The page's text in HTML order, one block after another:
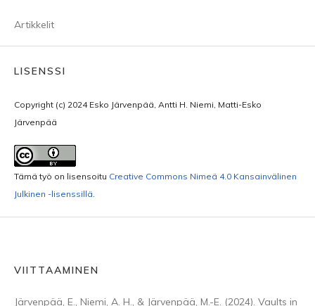
Artikkelit
LISENSSI
Copyright (c) 2024 Esko Järvenpää, Antti H. Niemi, Matti-Esko
Järvenpää
Tämä työ on lisensoitu Creative Commons Nimeä 4.0 Kansainvälinen
Julkinen -lisenssillä.
VIITTAAMINEN
Järvenpää, E., Niemi, A. H., & Järvenpää, M.-E. (2024). Vaults in